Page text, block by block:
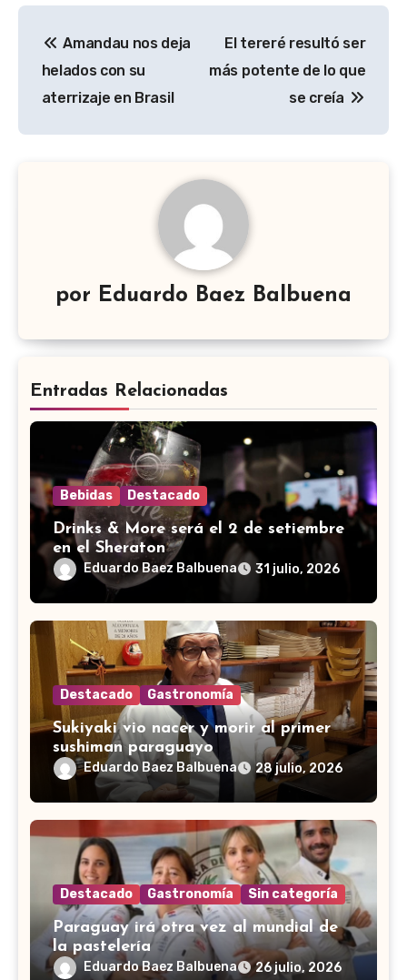
de
entradas
Amandau nos deja
helados con su
aterrizaje en Brasil
El tereré resultó ser
más potente de lo que
se creía
por Eduardo Baez Balbuena
Entradas Relacionadas
Bebidas Destacado
Drinks & More será el 2 de setiembre
en el Sheraton
Eduardo Baez Balbuena 31 julio, 2026
Destacado Gastronomía
Sukiyaki vio nacer y morir al primer
sushiman paraguayo
Eduardo Baez Balbuena 28 julio, 2026
Destacado Gastronomía Sin categoría
Paraguay irá otra vez al mundial de
la pastelería
Eduardo Baez Balbuena 26 julio, 2026